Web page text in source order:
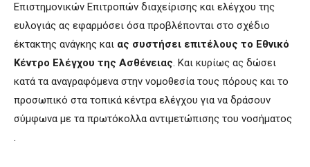
Επιστημονικών Επιτροπών διαχείρισης και ελέγχου της
ευλογιάς ας εφαρμόσει όσα προβλέπονται στο σχέδιο
έκτακτης ανάγκης και ας συστήσει επιτέλους το Εθνικό
Κέντρο Ελέγχου της Ασθένειας. Και κυρίως ας δώσει
κατά τα αναγραφόμενα στην νομοθεσία τους πόρους και το
προσωπικό στα τοπικά κέντρα ελέγχου για να δράσουν
σύμφωνα με τα πρωτόκολλα αντιμετώπισης του νοσήματος
.